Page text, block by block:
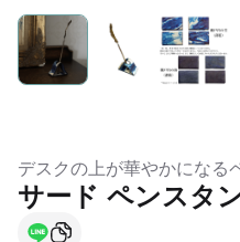
デスクの上が華やかになる
サード ペンスタ